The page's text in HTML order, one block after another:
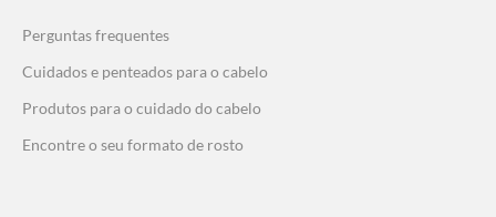
Perguntas frequentes
Cuidados e penteados para o cabelo
Produtos para o cuidado do cabelo
Encontre o seu formato de rosto